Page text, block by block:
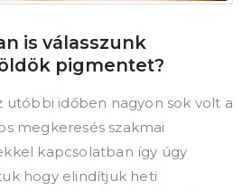
is válasszunk
pigmentet?
utóbbi időben nagyon sok volt a
megkeresés szakmai
kapcsolatban így úgy
hogy elindítjuk heti